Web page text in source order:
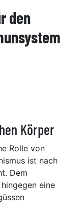
den
Körper
Rolle von
ist nach
Dem
eine